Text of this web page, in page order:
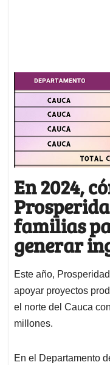
En 2024,
familias
generar
Este año,
apoyar proyectos
el norte del Cauca
millones.
En el Departamento